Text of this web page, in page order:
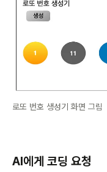
로또 번호 생성기 화면 그림
AI에게 코딩 요청